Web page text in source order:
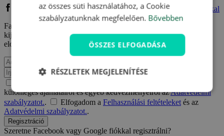
Bejelentkezés Facebook fiókkal
Bejelentkezés Google fiókkal
Facebook vagy Google fiókkal való regisztrációm kapcsán
kijelentem, hogy elfogadom aFelhasználási feltételeketés
elolvastam az
Adatvédelmi szabályzatot..
különleges ajánlatairól és egyéb kedvezményeiről azAdatvédelmi
szabályzatot.. Elfogadom a Felhasználási feltételeketés az
Adatvédelmi szabályzatot..
Regisztráció
Szeretne Facebook vagy Google fiókkal regisztrálni?
az összes süti használatához, a Cookie
szabályzatunknak megfelelően. Bővebben
ÖSSZES ELFOGADÁSA
RÉSZLETEK MEGJELENÍTÉSE